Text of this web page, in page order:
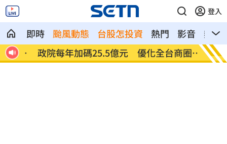
登入
即時 颱風動態 台股怎投資 熱門 影音
熱搜
政院每年加碼25.5億元 優化全台商圈夜
市
癌末
命